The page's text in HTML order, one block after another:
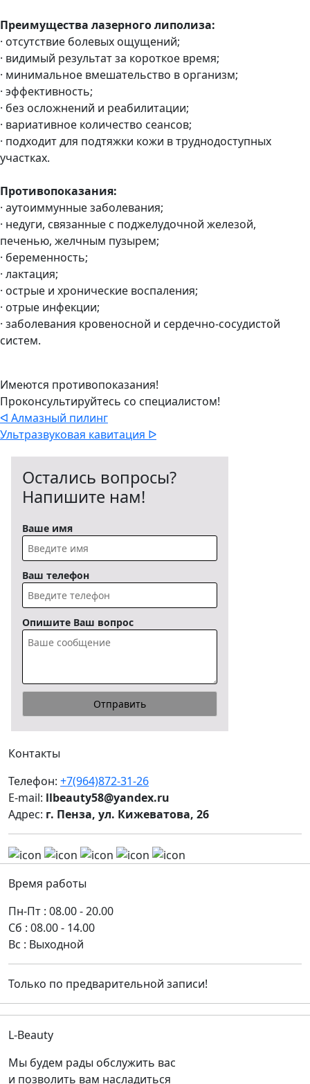
Преимущества лазерного липолиза:
· отсутствие болевых ощущений;
· видимый результат за короткое время;
· минимальное вмешательство в организм;
· эффективность;
· без осложнений и реабилитации;
· вариативное количество сеансов;
· подходит для подтяжки кожи в труднодоступных
участках.
Противопоказания:
· аутоиммунные заболевания;
· недуги, связанные с поджелудочной железой,
печенью, желчным пузырем;
· беременность;
· лактация;
· острые и хронические воспаления;
· отрые инфекции;
· заболевания кровеносной и сердечно-сосудистой
систем.
Имеются противопоказания!
Проконсультируйтесь со специалистом!
ᐊ Алмазный пилинг
Ультразвуковая кавитация ᐅ
Остались вопросы?
Напишите нам!
Ваше имя
Ваш телефон
Опишите Ваш вопрос
L-Beauty
Мы будем рады обслужить вас
и позволить вам насладиться
Время работы
Пн-Пт : 08.00 - 20.00
Сб : 08.00 - 14.00
Вс : Выходной
Только по предварительной записи!
Контакты
Телефон: +7(964)872-31-26
E-mail: llbeauty58@yandex.ru
Адрес: г. Пенза, ул. Кижеватова, 26